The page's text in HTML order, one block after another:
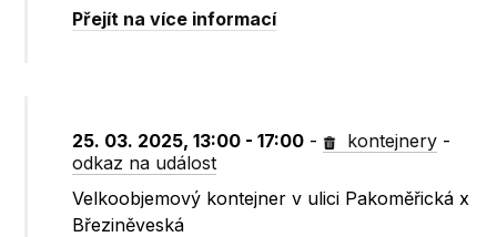
Přejít na více informací
25. 03. 2025, 13:00 - 17:00 - kontejnery -
odkaz na událost
Velkoobjemový kontejner v ulici Pakoměřická x
Březiněveská